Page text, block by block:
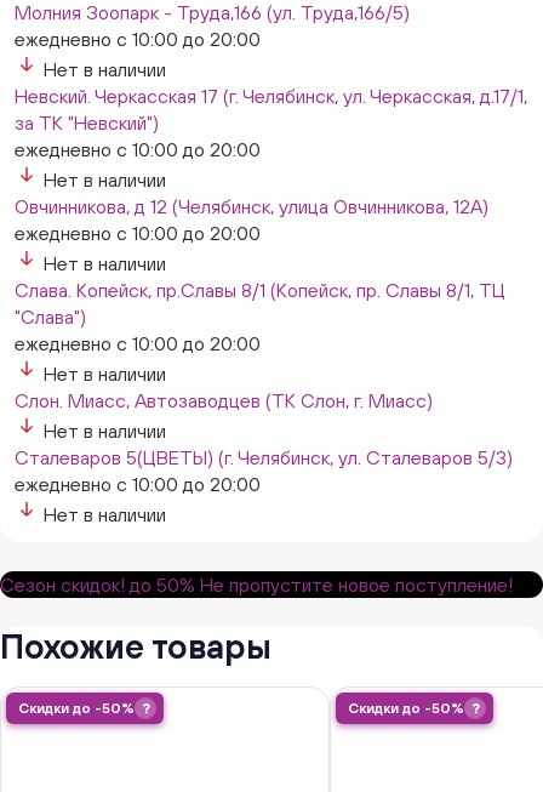
Молния Зоопарк - Труда,166 (ул. Труда,166/5)
ежедневно с 10:00 до 20:00
Нет в наличии
Невский. Черкасская 17 (г. Челябинск, ул. Черкасская, д.17/1,
за ТК "Невский")
ежедневно с 10:00 до 20:00
Нет в наличии
Овчинникова, д 12 (Челябинск, улица Овчинникова, 12А)
ежедневно с 10:00 до 20:00
Нет в наличии
Слава. Копейск, пр.Славы 8/1 (Копейск, пр. Славы 8/1, ТЦ
"Слава")
ежедневно с 10:00 до 20:00
Нет в наличии
Слон. Миасс, Автозаводцев (ТК Слон, г. Миасс)
Нет в наличии
Сталеваров 5(ЦВЕТЫ) (г. Челябинск, ул. Сталеваров 5/3)
ежедневно с 10:00 до 20:00
Нет в наличии
Сезон скидок! до 50% Не пропустите новое поступление!
Похожие товары
Скидки до -50% ? Скидки до -50% ?